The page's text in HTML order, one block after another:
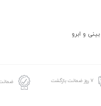
و ابرو
۷ روز ضمانت بازگشت